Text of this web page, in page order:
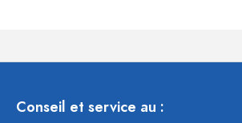
Conseil et service au :